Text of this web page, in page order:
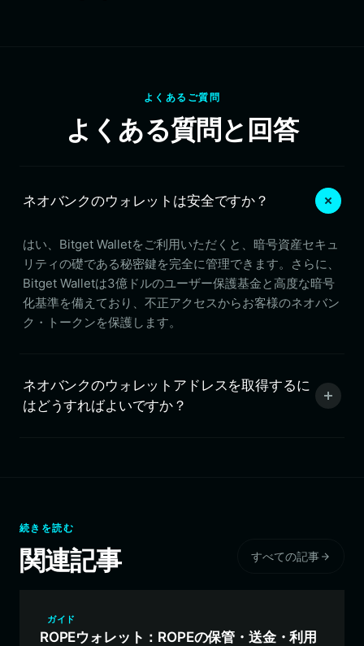
よくあるご質問
よくある質問と回答
ネオバンクのウォレットは安全ですか？
はい、Bitget Walletをご利用いただくと、暗号資産セキュ
リティの礎である秘密鍵を完全に管理できます。さらに、
Bitget Walletは3億ドルのユーザー保護基金と高度な暗号
化基準を備えており、不正アクセスからお客様のネオバン
ク・トークンを保護します。
ネオバンクのウォレットアドレスを取得するに
はどうすればよいですか？
続きを読む
関連記事 すべての記事
ガイド
ROPEウォレット：ROPEの保管・送金・利用